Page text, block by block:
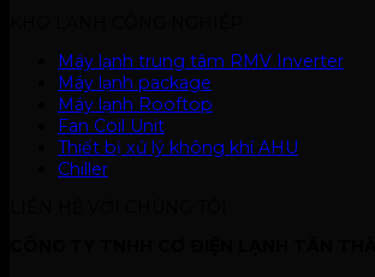
Máy lạnh trung tâm RMV Inverter
Máy lạnh package
Máy lạnh Rooftop
Fan Coil Unit
Thiết bị xử lý không khí AHU
Chiller